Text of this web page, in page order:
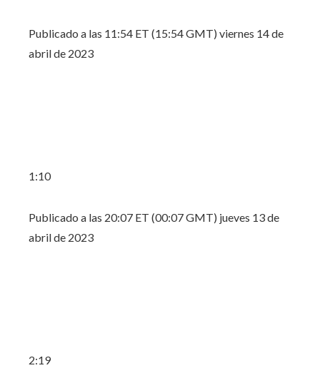
Publicado a las 11:54 ET (15:54 GMT) viernes 14 de
abril de 2023
1:10
Publicado a las 20:07 ET (00:07 GMT) jueves 13 de
abril de 2023
2:19